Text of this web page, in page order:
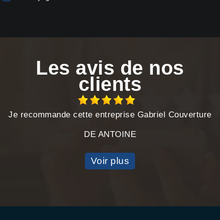
Les avis de nos
clients
Je recommande cette entreprise Gabriel Couverture
DE ANTOINE
Voir plus